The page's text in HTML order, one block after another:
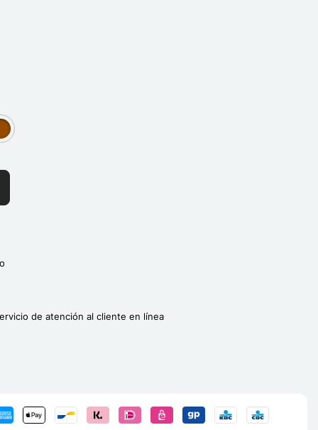
de atención al cliente en línea